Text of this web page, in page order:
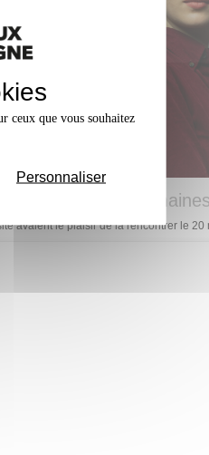
et Sciences humaines
avaient le plaisir de la rencontrer le 20
ceux que vous souhaitez
Personnaliser